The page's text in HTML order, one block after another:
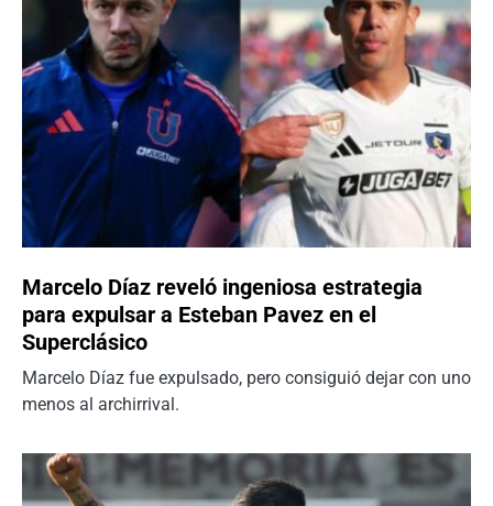
Marcelo Díaz reveló ingeniosa estrategia
para expulsar a Esteban Pavez en el
Superclásico
Marcelo Díaz fue expulsado, pero consiguió dejar con uno
menos al archirrival.